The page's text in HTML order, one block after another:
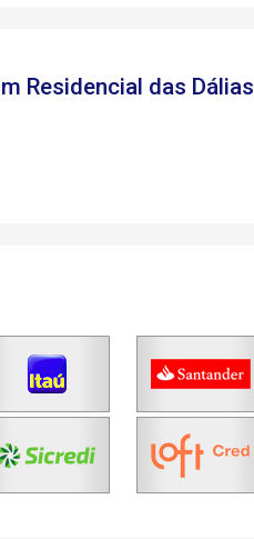
Residencial das Dálias